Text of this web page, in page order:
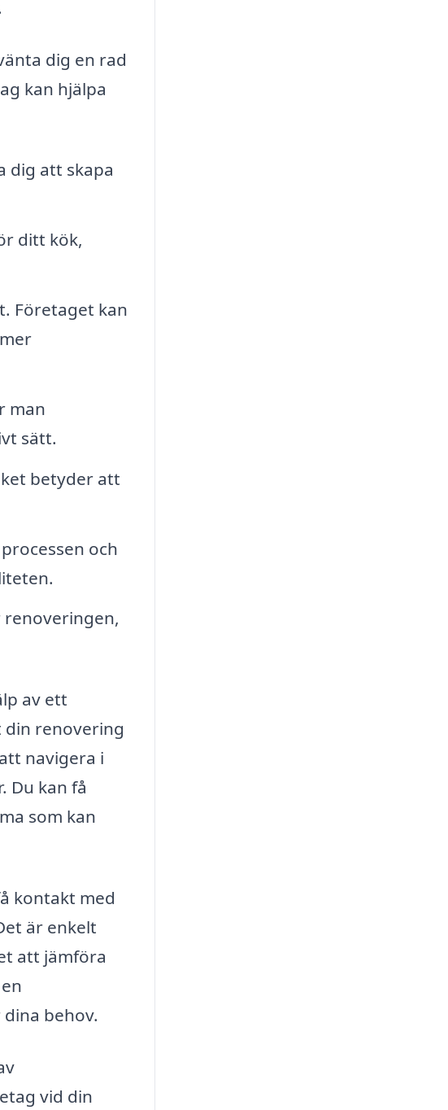
dig en rad
kan hjälpa
dig att skapa
ditt kök,
Företaget kan
man
sätt.
betyder att
och
av ett
din renovering
navigera i
Du kan få
som kan
kontakt med
är enkelt
att jämföra
behov.
vid din